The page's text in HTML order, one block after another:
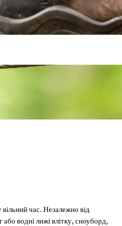
час. Незалежно від
водні лижі влітку, сноуборд,